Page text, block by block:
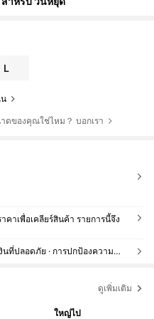
L
ดของคุณใช่ไหม？ บอกเรา
คาเพื่อเคลียร์สินค้า รายการนี้จึง
มีบริการเก็บเงินปลายทาง · การชำระเงินที่ปลอดภัย · การปกป้องความเป็นส่วนตัว
ดูเพิ่มเติม
ใหญ่ไป